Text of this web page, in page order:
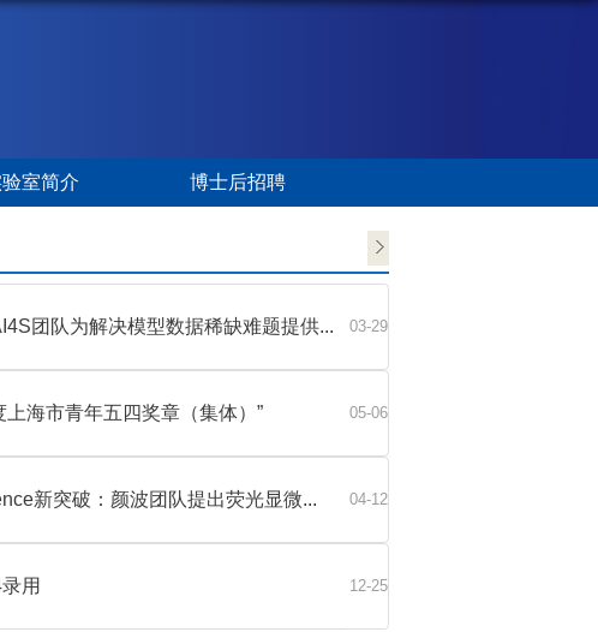
室简介 博士后招聘
团队为解决模型数据稀缺难题提供... 03-29
海市青年五四奖章（集体）” 05-06
新突破：颜波团队提出荧光显微... 04-12
用 12-25